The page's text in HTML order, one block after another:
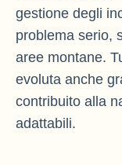
gestione degli
problema serio,
aree montane.
evoluta anche
contribuito alla
adattabili.